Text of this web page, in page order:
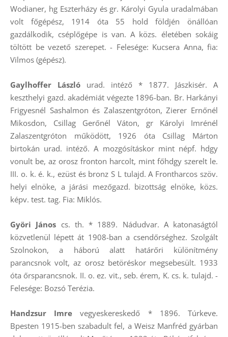
Wodianer, hg Eszterházy és gr. Károlyi Gyula uradalmában
volt főgépész, 1914 óta 55 hold földjén önállóan
gazdálkodik, cséplőgépe is van. A közs. életében sokáig
töltött be vezető szerepet. - Felesége: Kucsera Anna, fia:
Vilmos (gépész).
Gaylhoffer László urad. intéző * 1877. Jászkisér. A
keszthelyi gazd. akadémiát végezte 1896-ban. Br. Harkányi
Frigyesnél Sashalmon és Zalaszentgróton, Zierer Ernőnél
Mikosdon, Csillag Gerőnél Váton, gr Károlyi Imrénél
Zalaszentgróton működött, 1926 óta Csillag Márton
birtokán urad. intéző. A mozgósításkor mint népf. hdgy
vonult be, az orosz fronton harcolt, mint főhdgy szerelt le.
III. o. k. é. k., ezüst és bronz S L tulajd. A Frontharcos szöv.
helyi elnöke, a járási mezőgazd. bizottság elnöke, közs.
képv. test. tag. Fia: Miklós.
Györi János cs. th. * 1889. Nádudvar. A katonaságtól
közvetlenül lépett át 1908-ban a csendőrséghez. Szolgált
Szolnokon, a háború alatt határőri különítmény
parancsnok volt, az orosz betöréskor megsebesült. 1933
óta őrsparancsnok. II. o. ez. vit., seb. érem, K. cs. k. tulajd. -
Felesége: Bozsó Terézia.
Handzsur Imre vegyeskereskedő * 1896. Túrkeve.
Bpesten 1915-ben szabadult fel, a Weisz Manfréd gyárban